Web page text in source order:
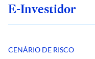
E-Investidor
CENÁRIO DE RISCO